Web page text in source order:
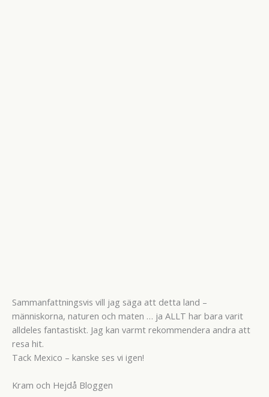
Sammanfattningsvis vill jag säga att detta land –
människorna, naturen och maten … ja ALLT har bara varit
alldeles fantastiskt. Jag kan varmt rekommendera andra att
resa hit.
Tack Mexico – kanske ses vi igen!
Kram och Hejdå Bloggen